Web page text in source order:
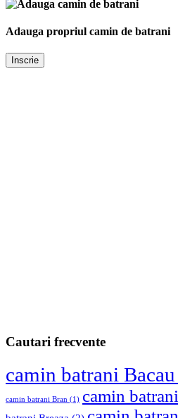
Adauga propriul camin de batrani
Inscrie
Cautari frecvente
camin batrani Bacau
camin batrani Bran (1) camin